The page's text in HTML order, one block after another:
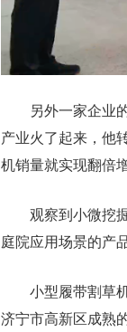
另外一家企业的
产业火了起来，他
机销量就实现翻倍
观察到小微挖掘
庭院应用场景的产
小型履带割草机
济宁市高新区成熟